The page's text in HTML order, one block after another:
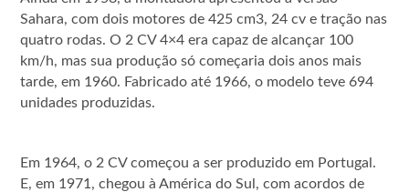
Sahara, com dois motores de 425 cm3, 24 cv e tração nas
quatro rodas. O 2 CV 4×4 era capaz de alcançar 100
km/h, mas sua produção só começaria dois anos mais
tarde, em 1960. Fabricado até 1966, o modelo teve 694
unidades produzidas.
Em 1964, o 2 CV começou a ser produzido em Portugal.
E, em 1971, chegou à América do Sul, com acordos de